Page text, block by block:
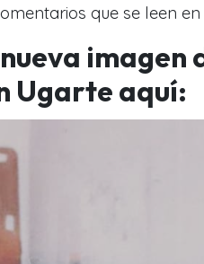
que se leen
imagen
Ugarte aquí: